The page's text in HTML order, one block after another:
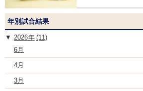
年別試合結果
2026
(11)
6月
4月
3月